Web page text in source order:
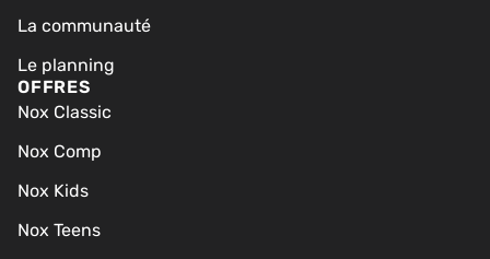
La communauté
Le planning
OFFRES
Nox Classic
Nox Comp
Nox Kids
Nox Teens